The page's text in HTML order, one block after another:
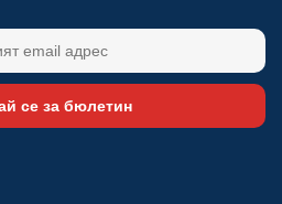
се за бюлетин